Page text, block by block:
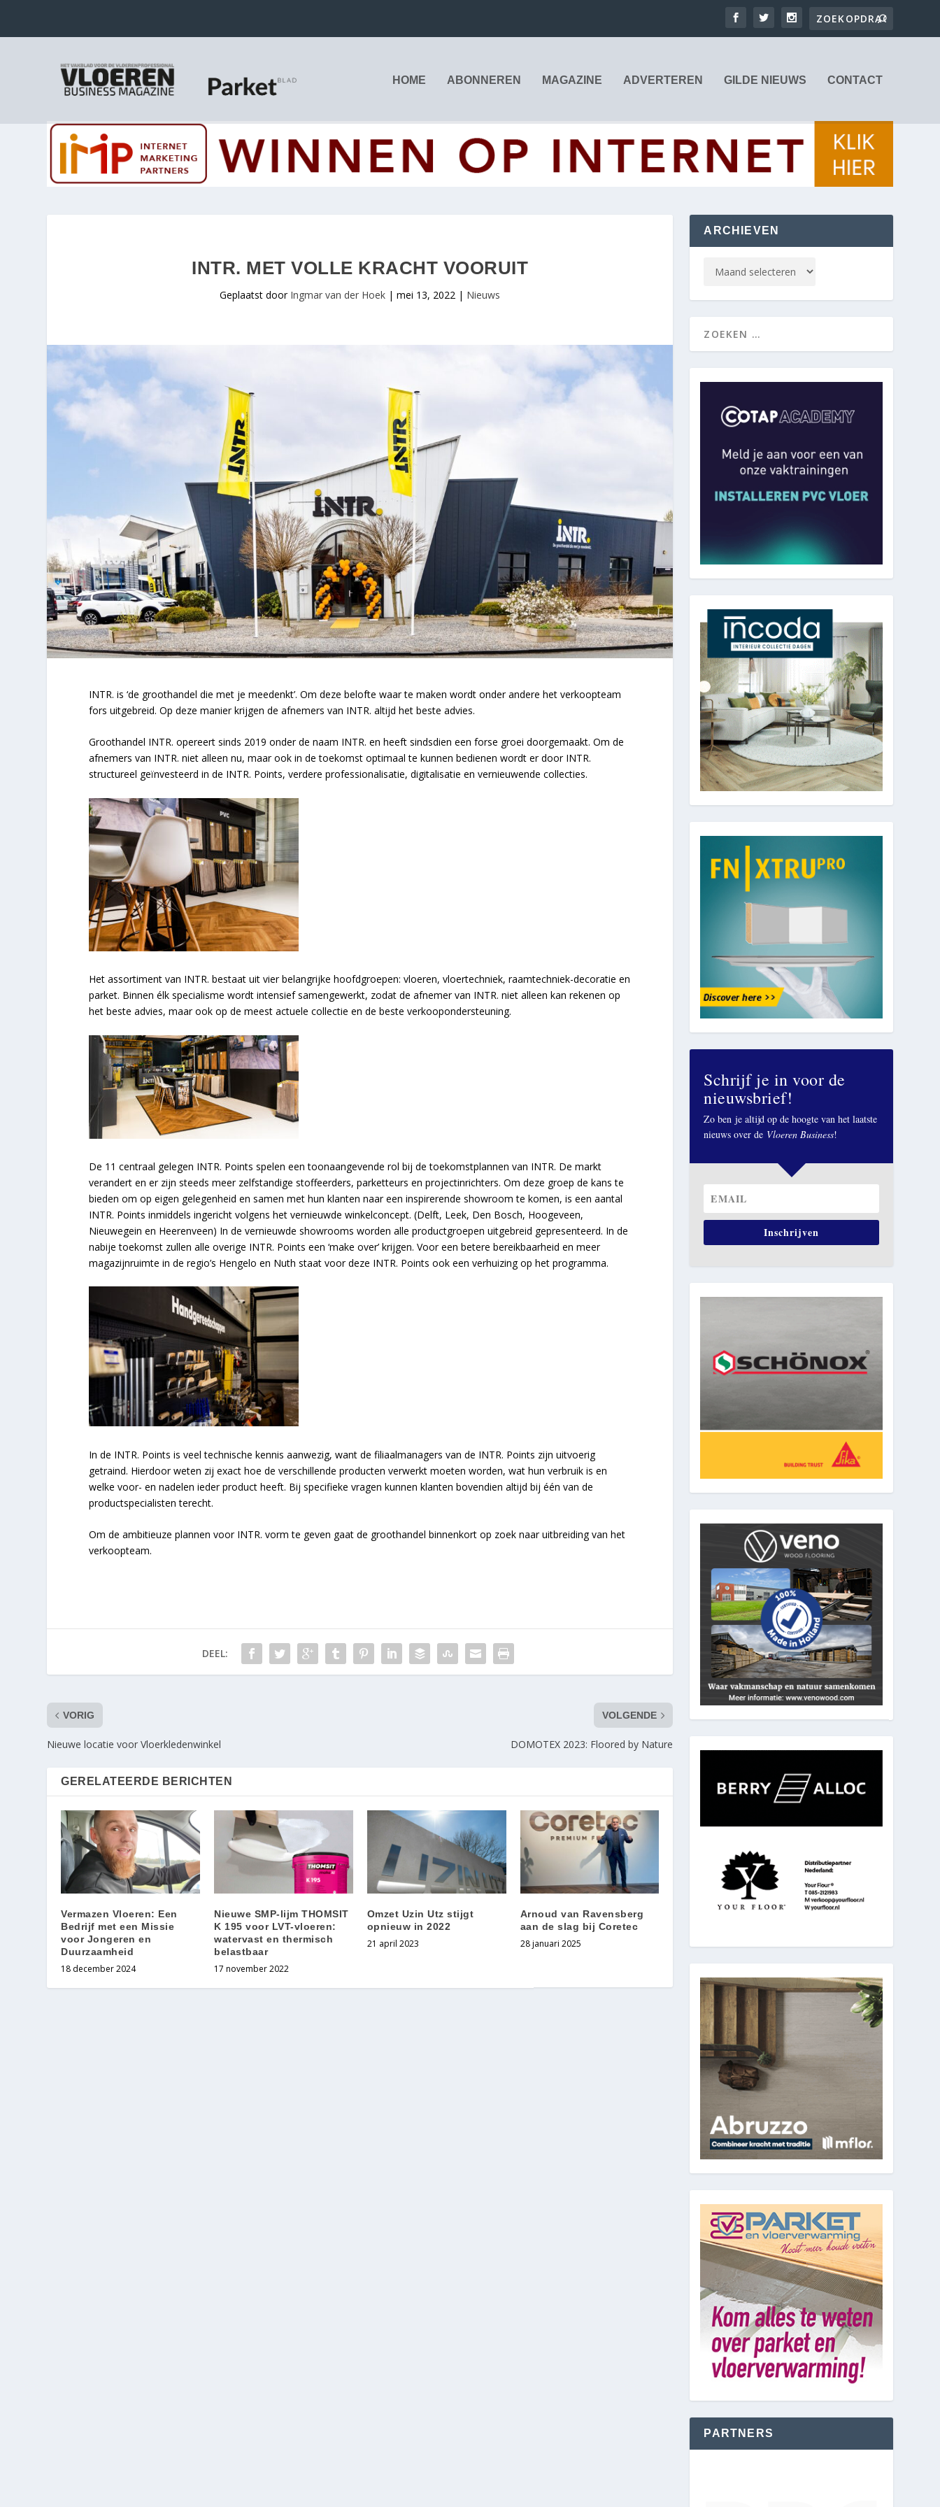
HOME ABONNEREN MAGAZINE ADVERTEREN GILDE NIEUWS CONTACT
INTR. MET VOLLE KRACHT VOORUIT
Geplaatst door Ingmar van der Hoek |mei 13, 2022 | Nieuws
INTR. is ‘de groothandel die met je meedenkt’. Om deze belofte waar te maken wordt onder andere het verkoopteam
fors uitgebreid. Op deze manier krijgen de afnemers van INTR. altijd het beste advies.
Groothandel INTR. opereert sinds 2019 onder de naam INTR. en heeft sindsdien een forse groei doorgemaakt. Om de
afnemers van INTR. niet alleen nu, maar ook in de toekomst optimaal te kunnen bedienen wordt er door INTR.
structureel geïnvesteerd in de INTR. Points, verdere professionalisatie, digitalisatie en vernieuwende collecties.
Het assortiment van INTR. bestaat uit vier belangrijke hoofdgroepen: vloeren, vloertechniek, raamtechniek-decoratie en
parket. Binnen élk specialisme wordt intensief samengewerkt, zodat de afnemer van INTR. niet alleen kan rekenen op
het beste advies, maar ook op de meest actuele collectie en de beste verkoopondersteuning.
De 11 centraal gelegen INTR. Points spelen een toonaangevende rol bij de toekomstplannen van INTR. De markt
verandert en er zijn steeds meer zelfstandige stoffeerders, parketteurs en projectinrichters. Om deze groep de kans te
bieden om op eigen gelegenheid en samen met hun klanten naar een inspirerende showroom te komen, is een aantal
INTR. Points inmiddels ingericht volgens het vernieuwde winkelconcept. (Delft, Leek, Den Bosch, Hoogeveen,
Nieuwegein en Heerenveen) In de vernieuwde showrooms worden alle productgroepen uitgebreid gepresenteerd. In de
nabije toekomst zullen alle overige INTR. Points een ‘make over’ krijgen. Voor een betere bereikbaarheid en meer
magazijnruimte in de regio’s Hengelo en Nuth staat voor deze INTR. Points ook een verhuizing op het programma.
In de INTR. Points is veel technische kennis aanwezig, want de filiaalmanagers van de INTR. Points zijn uitvoerig
getraind. Hierdoor weten zij exact hoe de verschillende producten verwerkt moeten worden, wat hun verbruik is en
welke voor- en nadelen ieder product heeft. Bij specifieke vragen kunnen klanten bovendien altijd bij één van de
productspecialisten terecht.
Om de ambitieuze plannen voor INTR. vorm te geven gaat de groothandel binnenkort op zoek naar uitbreiding van het
verkoopteam.
DEEL:
VORIG
Nieuwe locatie voor Vloerkledenwinkel
VOLGENDE
DOMOTEX 2023: Floored by Nature
GERELATEERDE BERICHTEN
Vermazen Vloeren: Een
Bedrijf met een Missie
voor Jongeren en
Duurzaamheid
18 december 2024
Nieuwe SMP-lijm THOMSIT
K 195 voor LVT-vloeren:
watervast en thermisch
belastbaar
17 november 2022
Omzet Uzin Utz stijgt
opnieuw in 2022
21 april 2023
Arnoud van Ravensberg
aan de slag bij Coretec
28 januari 2025
ARCHIEVEN
Schrijf je in voor de
nieuwsbrief!
Zo ben je altijd op de hoogte van het laatste
nieuws over de Vloeren Business!
Inschrijven
PARTNERS